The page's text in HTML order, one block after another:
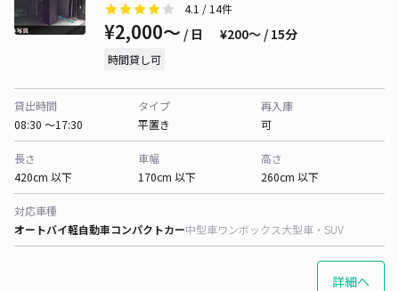
4.1 / 14件
¥2,000〜 / 日 ¥200〜 / 15分
時間貸し可
貸出時間
08:30 〜17:30
タイプ
平置き
再入庫
可
長さ
420cm 以下
車幅
170cm 以下
高さ
260cm 以下
対応車種
オートバイ軽自動車コンパクトカー中型車ワンボックス大型車・SUV
詳細へ